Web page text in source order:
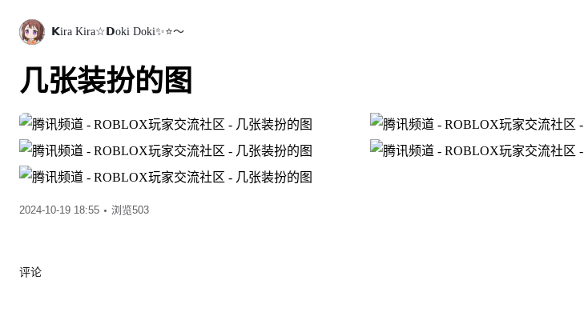
𝗞ira Kira☆𝗗oki Doki✨⭐～
几张装扮的图
2024-10-19 18:55 浏览503
评论